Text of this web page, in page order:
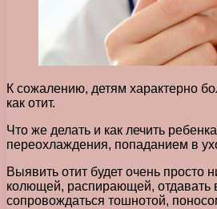
К сожалению, детям характерно
как отит.
Что же делать и как лечить
переохлаждения, попаданием в
Выявить отит будет очень
колющей, распирающей, отдавать
сопровождаться тошнотой,